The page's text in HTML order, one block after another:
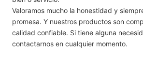
Valoramos mucho la honestidad y
promesa. Y nuestros productos son
calidad confiable. Si tiene alguna
contactarnos en cualquier momento.